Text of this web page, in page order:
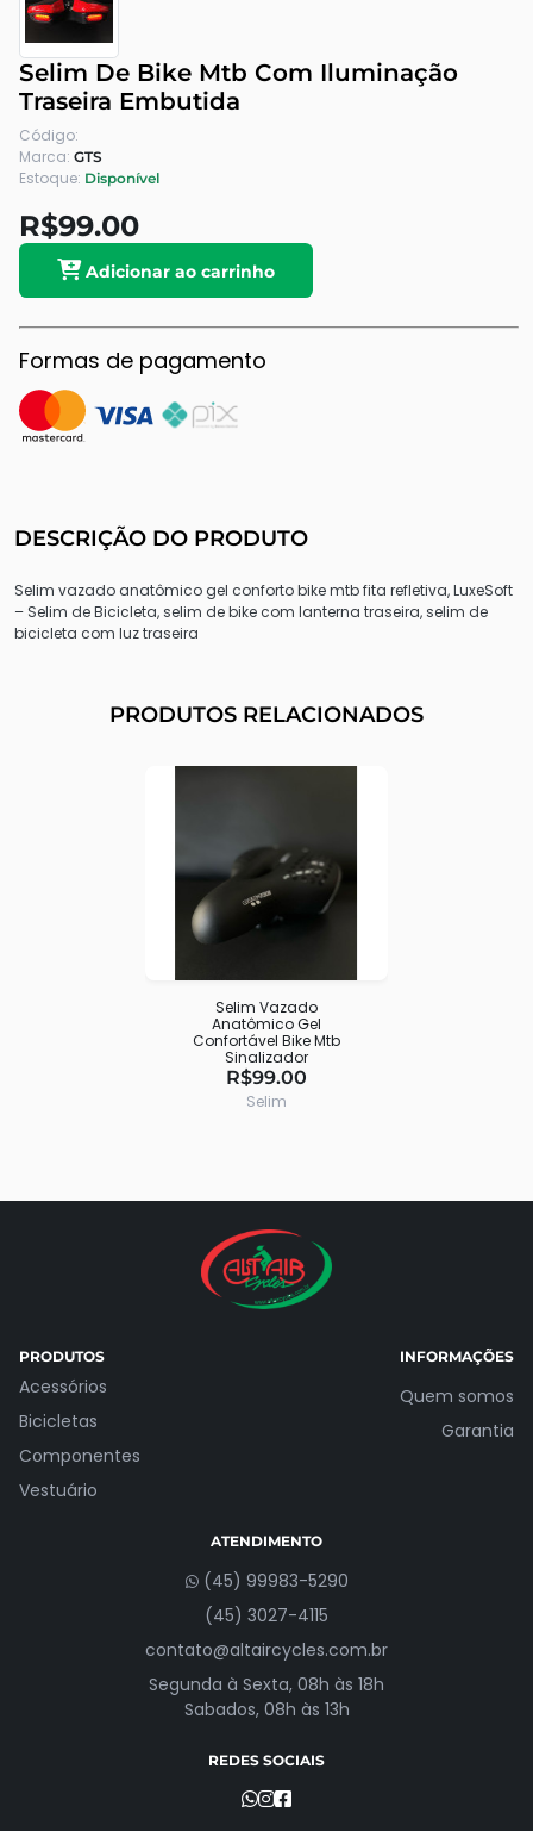
Selim De Bike Mtb Com Iluminação
Traseira Embutida
Código:
Marca: GTS
Estoque: Disponível
R$99.00
Adicionar ao carrinho
Formas de pagamento
DESCRIÇÃO DO PRODUTO
Selim vazado anatômico gel conforto bike mtb fita refletiva, LuxeSoft
– Selim de Bicicleta, selim de bike com lanterna traseira, selim de
bicicleta com luz traseira
PRODUTOS RELACIONADOS
Selim Vazado
Anatômico Gel
Confortável Bike Mtb
Sinalizador
R$99.00
Selim
PRODUTOS
Acessórios
Bicicletas
Componentes
Vestuário
INFORMAÇÕES
Quem somos
Garantia
ATENDIMENTO
(45) 99983-5290
(45) 3027-4115
contato@altaircycles.com.br
Segunda à Sexta, 08h às 18h
Sabados, 08h às 13h
REDES SOCIAIS